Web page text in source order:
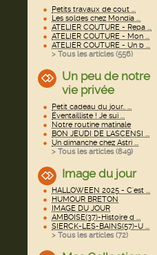
Petits travaux de cout ...
Les soldes chez Mondia ...
ATELIER COUTURE - Repa ...
ATELIER COUTURE - Mon ...
ATELIER COUTURE - Un b ...
> Tous les articles (556)
Un peu de notre
vie privée
Petit cadeau du jour.. ...
Éventailliste ! Je sui ...
Notre routine matinale
BON JEUDI DE L'ASCENSI ...
Un dimanche chez Astri ...
> Tous les articles (849)
Image du jour
HALLOWEEN 2025 - C'est ...
HUMOUR BRETON
IMAGE DU JOUR
AMBOISE(37)-Histoire d ...
SIERCK-LES-BAINS(57)-U ...
> Tous les articles (72)